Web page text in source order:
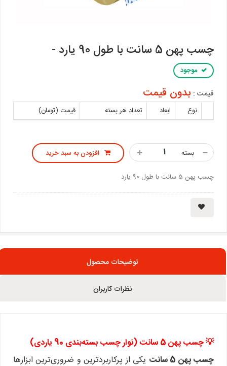
چسب پهن 5 سانت با طول 90 یارد -
موجود
قیمت : بدون قیمت
نوع ابعاد تعداد هر بسته قیمت (تومان)
بسته افزودن به سبد خرید
چسب پهن 5 سانت با طول 90 یارد
توضیحات محصول
نظرات کاربران
💡 چسب پهن 5 سانت (نوار چسب بسته‌بندی 90 یاردی)
چسب پهن 5 سانت
یکی از پرکاربردترین و ضروری‌ترین ابزارها